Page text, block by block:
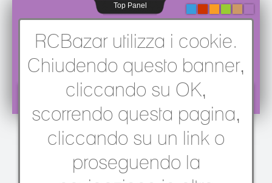
RCBazar utilizza i cookie.
Chiudendo questo banner,
cliccando su OK,
scorrendo questa pagina,
cliccando su un link o
proseguendo la
Top Panel
Home
Dizionario Tecnico
Ci sono 63 termini in questo glossario.